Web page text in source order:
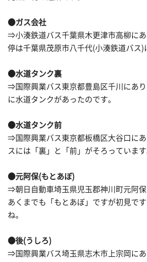
●ガス会社
⇒小湊鉄道バス千葉県木更津市高柳に
停は千葉県茂原市八千代(小湊鉄道バス)
●水道タンク裏
⇒国際興業バス東京都豊島区千川にあ
に水道タンクがあったのです。
●水道タンク前
⇒国際興業バス東京都板橋区大谷口に
スには「裏」と「前」がそろっています
●元阿保(もとあぼ)
⇒朝日自動車埼玉県児玉郡神川町元阿
あくまでも「もとあぼ」ですが初見で
ね。
●後(うしろ)
⇒国際興業バス埼玉県志木市上宗岡に